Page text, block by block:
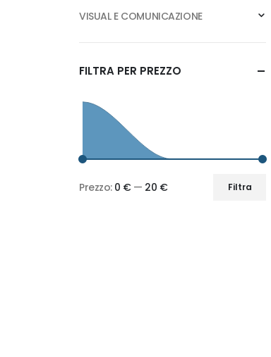
VISUAL E COMUNICAZIONE
FILTRA PER PREZZO
Filtra
Prezzo: 0 €— 20 €